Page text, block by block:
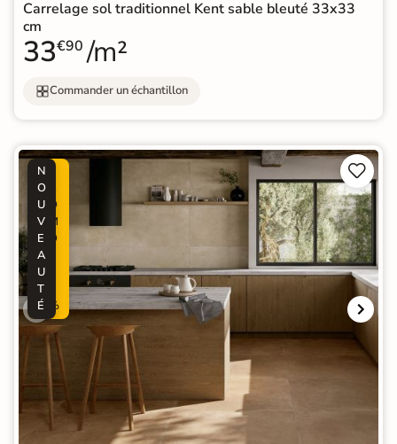
Carrelage sol traditionnel Kent sable bleuté 33x33
cm
33€90 /m²
Commander un échantillon
R
O
M
O
%
N
O
U
V
E
A
U
T
É

